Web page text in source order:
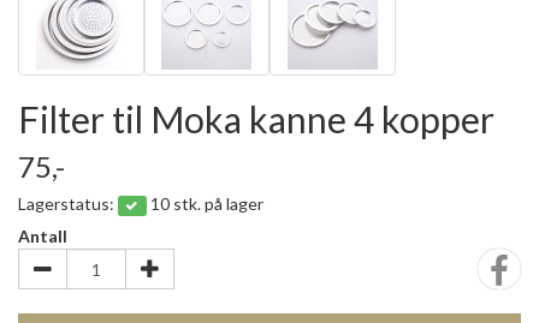
Filter til Moka kanne 4 kopper
75,-
Lagerstatus:
10 stk. på lager
Antall